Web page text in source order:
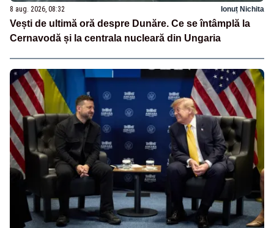
8 aug. 2026, 08:32 Ionuț Nichita
Vești de ultimă oră despre Dunăre. Ce se întâmplă la
Cernavodă și la centrala nucleară din Ungaria